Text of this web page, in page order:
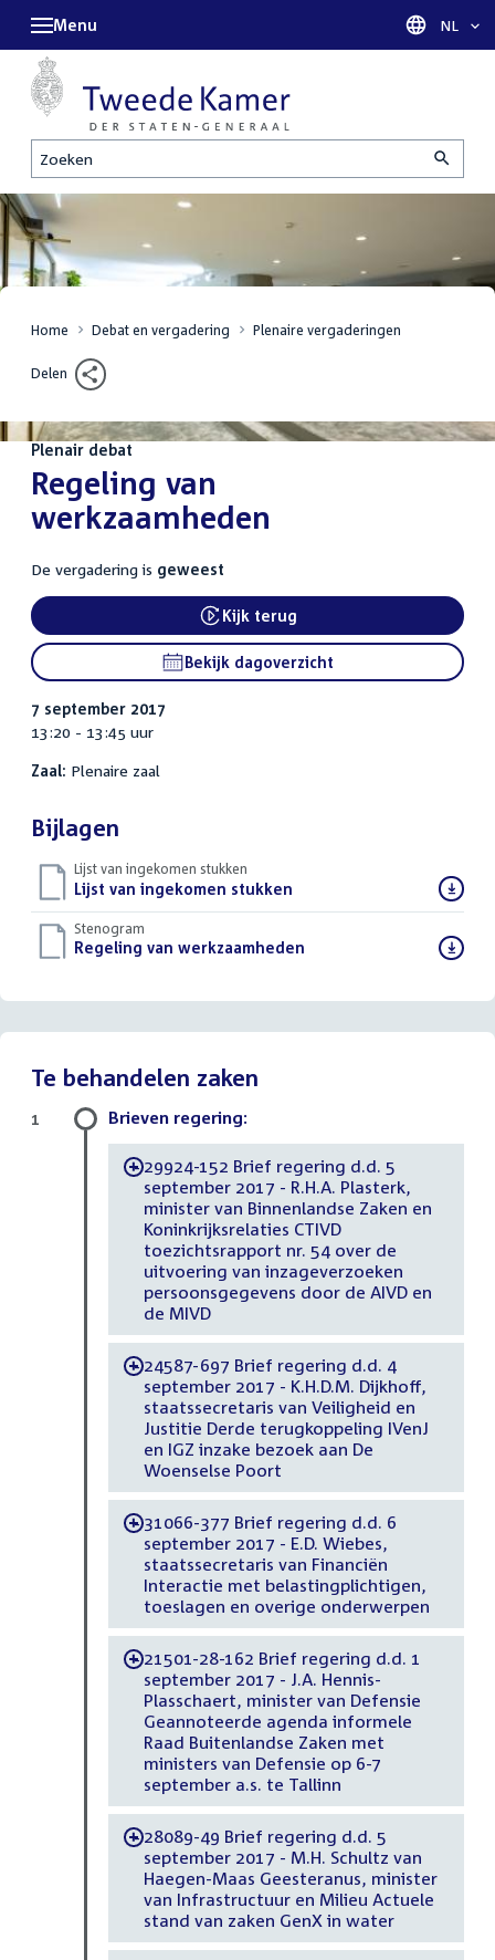
Zoeken
Menu Taal
NL
Home Debat en vergadering Plenaire vergaderingen
Delen
Plenair debat
:Regeling van
werkzaamheden
De vergadering is geweest
Kijk terug
Bekijk dagoverzicht
7 september 2017
13:20 - 13:45 uur
Zaal: Plenaire zaal
Bijlagen
Lijst van ingekomen stukken
Download
bestand:
Lijst van ingekomen stukken
Stenogram
Download
Regeling van werkzaamheden
Te behandelen zaken
Brieven regering:
-29924-152 Brief regering d.d. 5
september 2017 - R.H.A. Plasterk,
minister van Binnenlandse Zaken en
Koninkrijksrelaties CTIVD
toezichtsrapport nr. 54 over de
uitvoering van inzageverzoeken
persoonsgegevens door de AIVD en
de MIVD
-24587-697 Brief regering d.d. 4
september 2017 - K.H.D.M. Dijkhoff,
staatssecretaris van Veiligheid en
Justitie Derde terugkoppeling IVenJ
en IGZ inzake bezoek aan De
Woenselse Poort
-31066-377 Brief regering d.d. 6
september 2017 - E.D. Wiebes,
staatssecretaris van Financiën
Interactie met belastingplichtigen,
toeslagen en overige onderwerpen
-21501-28-162 Brief regering d.d. 1
september 2017 - J.A. Hennis-
Plasschaert, minister van Defensie
Geannoteerde agenda informele
Raad Buitenlandse Zaken met
ministers van Defensie op 6-7
september a.s. te Tallinn
-28089-49 Brief regering d.d. 5
september 2017 - M.H. Schultz van
Haegen-Maas Geesteranus, minister
van Infrastructuur en Milieu Actuele
stand van zaken GenX in water
1